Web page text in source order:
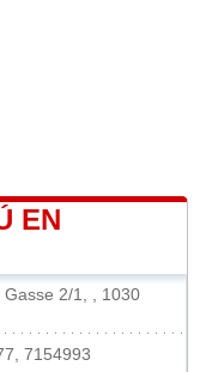
EN
2/1, , 1030
7154993